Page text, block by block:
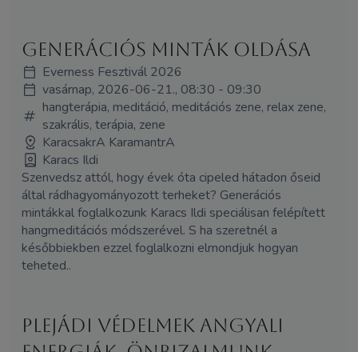
Generációs minták oldása
Everness Fesztivál 2026
vasárnap, 2026-06-21., 08:30 - 09:30
hangterápia, meditáció, meditációs zene, relax zene,
szakrális, terápia, zene
KaracsakrA KaramantrA
Karacs Ildi
Szenvedsz attól, hogy évek óta cipeled hátadon őseid
által rádhagyományozott terheket? Generációs
mintákkal foglalkozunk Karacs Ildi speciálisan felépített
hangmeditációs módszerével. S ha szeretnél a
későbbiekben ezzel foglalkozni elmondjuk hogyan
teheted..
Plejádi védelmek angyali